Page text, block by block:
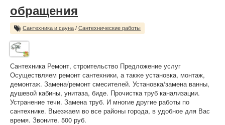
обращения
Сантехника и сауна / Сантехнические работы
Сантехника Ремонт, строительство Предложение услуг
Осуществляем ремонт сантехники, а также установка, монтаж,
демонтаж. Замена/ремонт смесителей. Установка/замена ванны,
душевой кабины, унитаза, биде. Прочистка труб канализации.
Устранение течи. Замена труб. И многие другие работы по
сантехнике. Выезжаем во все районы города, в удобное для Вас
время. Звоните. 500 руб.